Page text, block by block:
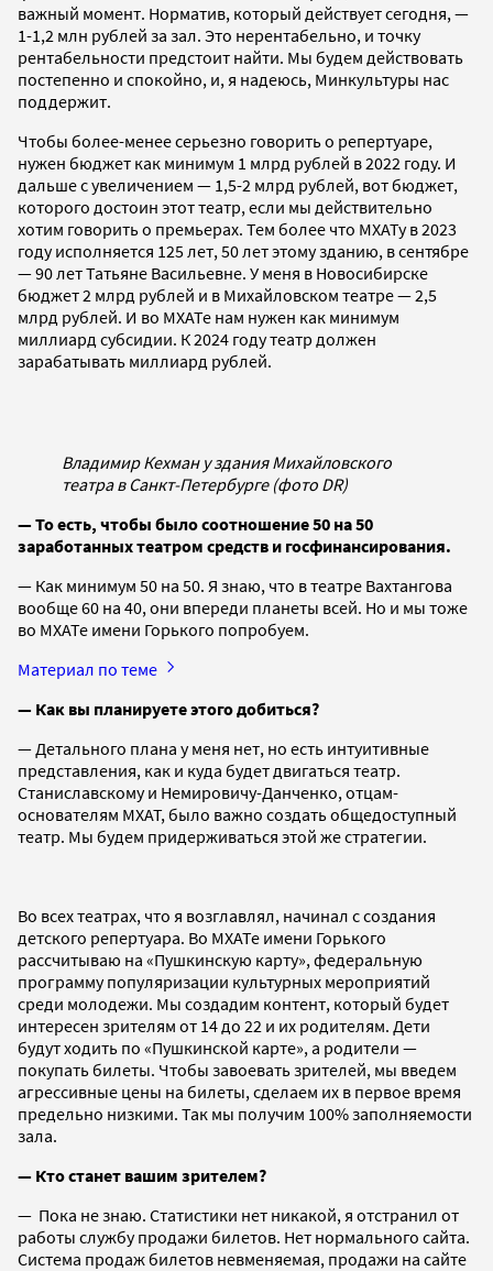
важный момент. Норматив, который действует сегодня, —
1-1,2 млн рублей за зал. Это нерентабельно, и точку
рентабельности предстоит найти. Мы будем действовать
постепенно и спокойно, и, я надеюсь, Минкультуры нас
поддержит.
Чтобы более-менее серьезно говорить о репертуаре,
нужен бюджет как минимум 1 млрд рублей в 2022 году. И
дальше с увеличением — 1,5-2 млрд рублей, вот бюджет,
которого достоин этот театр, если мы действительно
хотим говорить о премьерах. Тем более что МХАТу в 2023
году исполняется 125 лет, 50 лет этому зданию, в сентябре
— 90 лет Татьяне Васильевне. У меня в Новосибирске
бюджет 2 млрд рублей и в Михайловском театре — 2,5
млрд рублей. И во МХАТе нам нужен как минимум
миллиард субсидии. К 2024 году театр должен
зарабатывать миллиард рублей.
Владимир Кехман у здания Михайловского
театра в Санкт-Петербурге (фото DR)
— То есть, чтобы было соотношение 50 на 50
заработанных театром средств и госфинансирования.
— Как минимум 50 на 50. Я знаю, что в театре Вахтангова
вообще 60 на 40, они впереди планеты всей. Но и мы тоже
во МХАТе имени Горького попробуем.
Материал по теме
— Как вы планируете этого добиться?
— Детального плана у меня нет, но есть интуитивные
представления, как и куда будет двигаться театр.
Станиславскому и Немировичу-Данченко, отцам-
основателям МХАТ, было важно создать общедоступный
театр. Мы будем придерживаться этой же стратегии.
Во всех театрах, что я возглавлял, начинал с создания
детского репертуара. Во МХАТе имени Горького
рассчитываю на «Пушкинскую карту», федеральную
программу популяризации культурных мероприятий
среди молодежи. Мы создадим контент, который будет
интересен зрителям от 14 до 22 и их родителям. Дети
будут ходить по «Пушкинской карте», а родители —
покупать билеты. Чтобы завоевать зрителей, мы введем
агрессивные цены на билеты, сделаем их в первое время
предельно низкими. Так мы получим 100% заполняемости
зала.
— Кто станет вашим зрителем?
— Пока не знаю. Статистики нет никакой, я отстранил от
работы службу продажи билетов. Нет нормального сайта.
Система продаж билетов невменяемая, продажи на сайте